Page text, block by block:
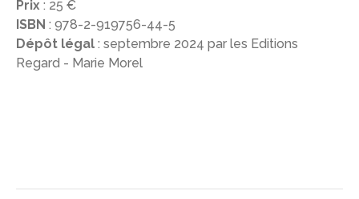
Prix : 25 €
ISBN : 978-2-919756-44-5
Dépôt légal : septembre 2024 par les Editions
Regard - Marie Morel